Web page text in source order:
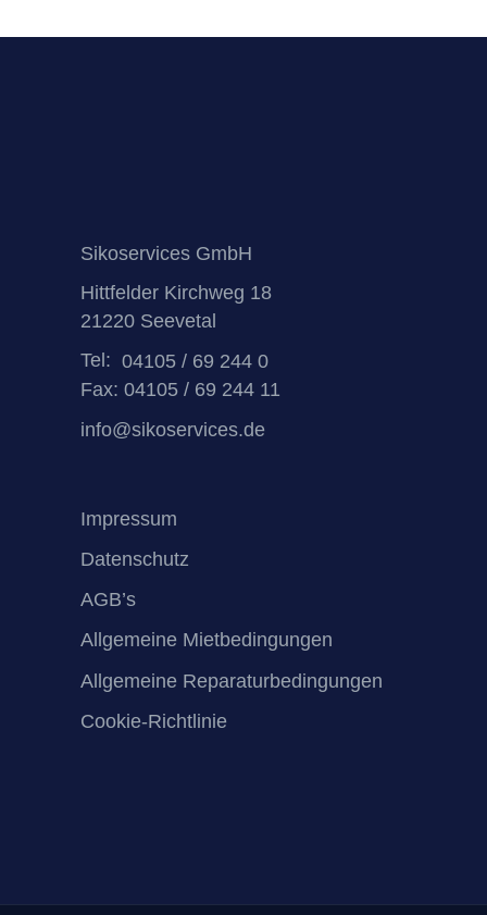
Sikoservices GmbH
Hittfelder Kirchweg 18
21220 Seevetal
Tel: 04105 / 69 244 0
Fax: 04105 / 69 244 11
info@sikoservices.de
Impressum
Datenschutz
AGB’s
Allgemeine Mietbedingungen
Allgemeine Reparaturbedingungen
Cookie-Richtlinie